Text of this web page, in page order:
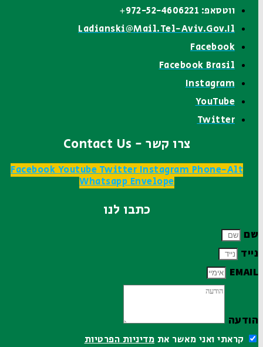
ווטסאפ: 972-52-4606221+
Ladianski@mail.tel-Aviv.gov.il
Facebook
Facebook Brasil
Instagram
YouTube
Twitter
צרו קשר - Contact Us
FacebookYoutubeTwitterInstagramPhone-Alt
WhatsappEnvelope
כתבו לנו
שם
נייד
EMAIL
הודעה
קראתי ואני מאשר אתמדיניות הפרטיות